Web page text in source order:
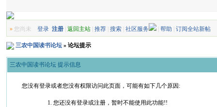
» 您尚未登录 注册 |返回主站 |推荐 |搜索 |社区服务 |帮助 |订阅全站新帖
三农中国读书论坛 » 论坛提示
三农中国读书论坛 提示信息
您没有登录或者您没有权限访问此页面，可能有如下几个原因:
您还没有登录或注册，暂时不能使用此功能!!